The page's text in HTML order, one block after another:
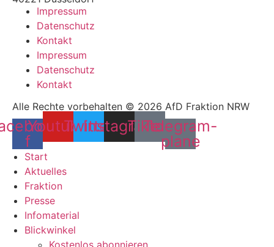
Impressum
Datenschutz
Kontakt
Impressum
Datenschutz
Kontakt
Alle Rechte vorbehalten © 2026 AfD Fraktion NRW
f
YoutubeTwitter
Instagram
Tiktok
Telegram-
plane
Start
Aktuelles
Fraktion
Presse
Infomaterial
Blickwinkel